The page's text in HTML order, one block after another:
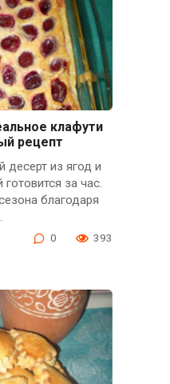
клафути
рецепт
десерт из ягод и
за час.
благодаря
0 393